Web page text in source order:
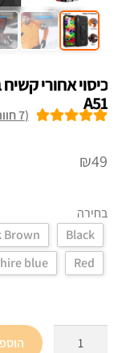
A51
(
7
₪49
בחירה
Black
Brown
Red
blue-